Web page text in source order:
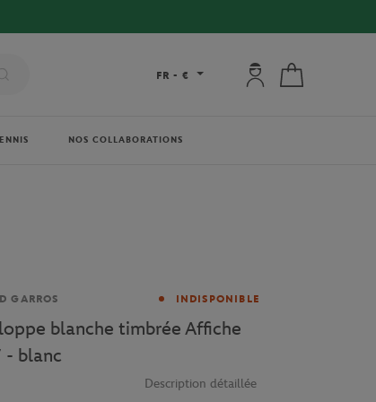
FR - € Mon compte : se
NOS COLLABORATIONS
GARROS INDISPONIBLE
blanche timbrée Affiche
- blanc
Description détaillée